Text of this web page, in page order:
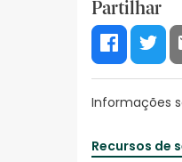
Partilhar
Informações
Recursos de